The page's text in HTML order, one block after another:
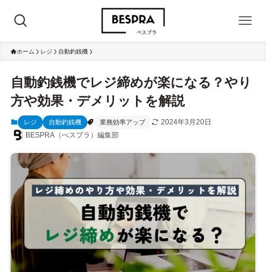
ホーム レジ 自動釣銭機
自動釣銭機でレジ締めが楽になる？やり
方や効果・デメリットを解説
レジ 自動釣銭機 業務効率アップ
2024年3月20日
BESPRA（べスプラ）編集部